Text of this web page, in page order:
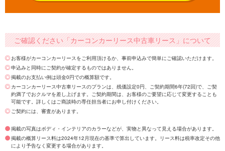
ご確認ください「カーコンカーリース中古車リース」について
お客様がカーコンカーリースをご利用頂けるか、事前申込みで簡単にご確認いただけます。
申込みと同時にご契約が確定するものではありません。
掲載のお支払い例は頭金0円での概算額です。
カーコンカーリース中古車リースのプランは、残価設定0円、ご契約期間6年(72回)で、ご契
約満了でおクルマを差し上げます。ご契約期間は、お客様のご要望に応じて変更することも
可能です。詳しくはご商談時の専任担当者にお申し付けください。
ご契約には、審査があります。
掲載の写真はボディ・インテリアのカラーなどが、実物と異なって見える場合があります。
掲載の概算リース料は2024年12月現在の基準で算出しています。リース料は税率改定その他
により予告なく変更する場合があります。